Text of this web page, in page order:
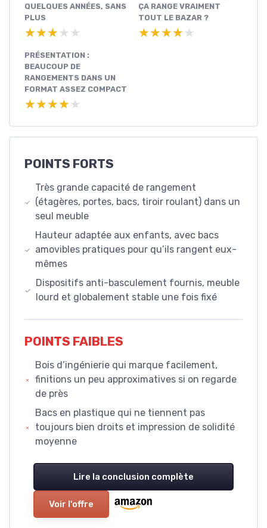
QUELQUES ANNÉES, SANS
PLUS
★★★★★
★★★★★
ÇA RANGE VRAIMENT
TOUT LE BAZAR ?
★★★★★
★★★★★
PRÉSENTATION :
BEAUCOUP DE
RANGEMENTS DANS UN
FORMAT ASSEZ COMPACT
★★★★★
★★★★★
POINTS FORTS
Très grande capacité de rangement
(étagères, portes, bacs, tiroir roulant) dans un
seul meuble
Hauteur adaptée aux enfants, avec bacs
amovibles pratiques pour qu’ils rangent eux-
mêmes
Dispositifs anti-basculement fournis, meuble
lourd et globalement stable une fois fixé
POINTS FAIBLES
Bois d’ingénierie qui marque facilement,
finitions un peu approximatives si on regarde
de près
Bacs en plastique qui ne tiennent pas
toujours bien droits et impression de solidité
moyenne
Lire la conclusion complète
Voir l'offre